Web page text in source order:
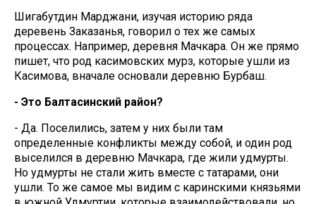
Шигабутдин Марджани, изучая историю ряда
деревень Заказанья, говорил о тех же самых
процессах. Например, деревня Мачкара. Он же прямо
пишет, что род касимовских мурз, которые ушли из
Касимова, вначале основали деревню Бурбаш.
- Это Балтасинский район?
- Да. Поселились, затем у них были там
определенные конфликты между собой, и один род
выселился в деревню Мачкара, где жили удмурты.
Но удмурты не стали жить вместе с татарами, они
ушли. То же самое мы видим с каринскими князьями